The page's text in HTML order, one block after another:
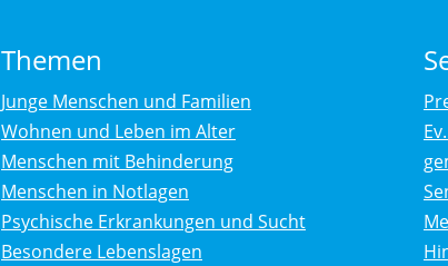
Themen
Junge Menschen und Familien
Wohnen und Leben im Alter
Menschen mit Behinderung
Menschen in Notlagen
Psychische Erkrankungen und Sucht
Besondere Lebenslagen